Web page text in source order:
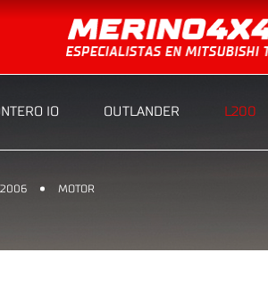
IO OUTLANDER L200
2006 MOTOR